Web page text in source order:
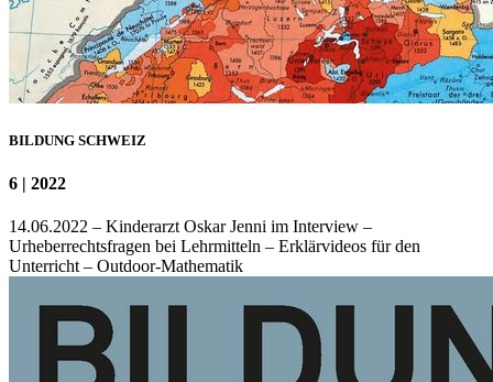
BILDUNG SCHWEIZ
6 | 2022
14.06.2022 – Kinderarzt Oskar Jenni im Interview –
Urheberrechtsfragen bei Lehrmitteln – Erklärvideos für den
Unterricht – Outdoor-Mathematik